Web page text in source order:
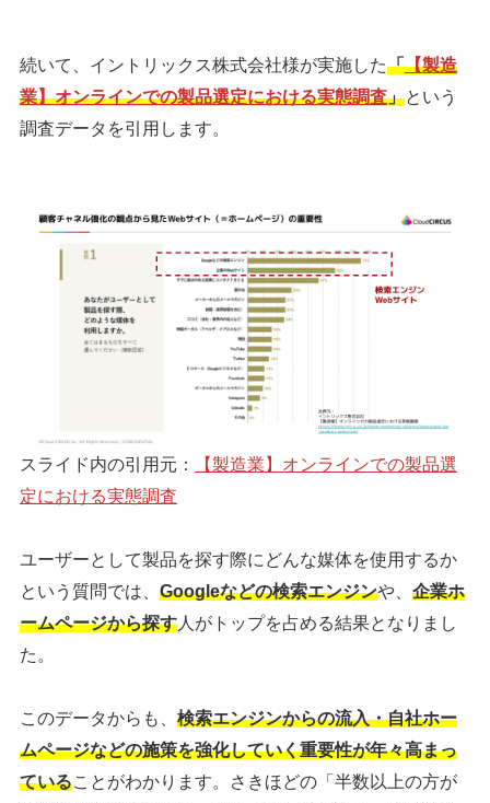
続いて、イントリックス株式会社様が実施した「【製造
業】オンラインでの製品選定における実態調査」という
調査データを引用します。
スライド内の引用元：
【製造業】オンラインでの製品選
定における実態調査
ユーザーとして製品を探す際にどんな媒体を使用するか
という質問では、 Googleなどの検索エンジンや、 企業ホ
ームページから探す人がトップを占める結果となりまし
た。
このデータからも、 検索エンジンからの流入・自社ホー
ムページなどの施策を強化していく重要性が年々高まっ
ていることがわかります。さきほどの「半数以上の方が